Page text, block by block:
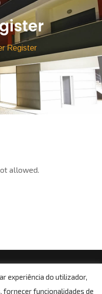
Register
allowed.
da Paróquia de Boa
experiência do utilizador,
fornecer funcionalidades de